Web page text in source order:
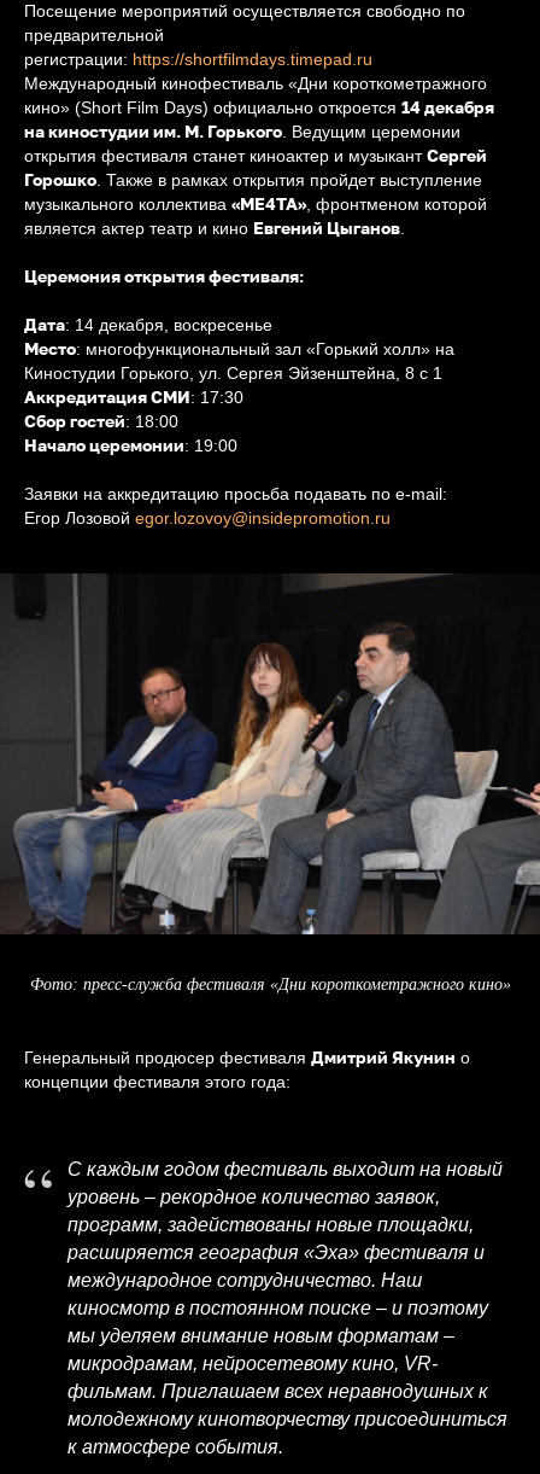
Посещение мероприятий осуществляется свободно по
предварительной
регистрации: https://shortfilmdays.timepad.ru
Международный кинофестиваль «Дни короткометражного
кино» (Short Film Days) официально откроется 14 декабря
на киностудии им. М. Горького . Ведущим церемонии
открытия фестиваля станет киноактер и музыкантСергей
Горошко . Также в рамках открытия пройдет выступление
музыкального коллектива «МЕ4ТА», фронтменом которой
является актер театр и кино Евгений Цыганов
Церемония открытия фестиваля:
Дата: 14 декабря, воскресенье
Место: многофункциональный зал «Горький холл» на
Киностудии Горького, ул. Сергея Эйзенштейна, 8 с 1
Аккредитация СМИ: 17:30
Сбор гостей: 18:00
Начало церемонии: 19:00
Заявки на аккредитацию просьба подавать по e-mail:
Егор Лозовой egor.lozovoy@insidepromotion.ru
Фото: пресс-служба фестиваля «Дни короткометражного кино»
Генеральный продюсер фестиваля Дмитрий Якунин о
концепции фестиваля этого года:
“
С каждым годом фестиваль выходит на новый
уровень – рекордное количество заявок,
программ, задействованы новые площадки,
расширяется география «Эха» фестиваля и
международное сотрудничество. Наш
киносмотр в постоянном поиске – и поэтому
мы уделяем внимание новым форматам –
микродрамам, нейросетевому кино, VR-
фильмам. Приглашаем всех неравнодушных к
молодежному кинотворчеству присоединиться
к атмосфере события.